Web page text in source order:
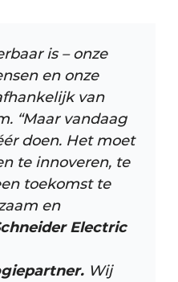
is – onze
en onze
van
“Maar vandaag
doen. Het moet
te innoveren, te
toekomst te
en
Electric
Wij